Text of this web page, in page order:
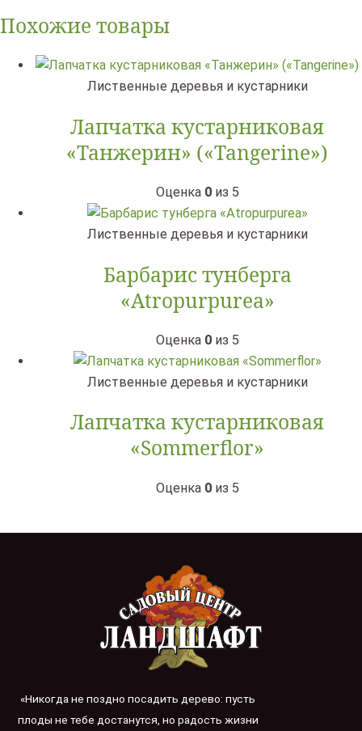
Похожие товары
Лиственные деревья и кустарники
Лапчатка кустарниковая
«Танжерин» («Tangerine»)
Оценка 0из 5
Лиственные деревья и кустарники
Барбарис тунберга
«Atropurpurea»
Оценка 0из 5
Лиственные деревья и кустарники
Лапчатка кустарниковая
«Sommerflor»
Оценка 0из 5
«Никогда не поздно посадить дерево: пусть
плоды не тебе достанутся, но радость жизни